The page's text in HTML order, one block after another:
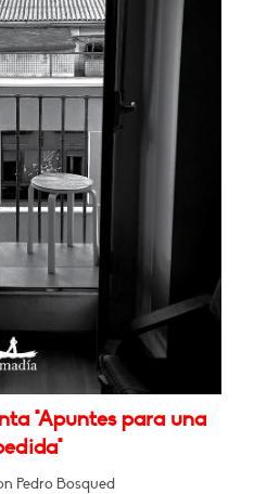
"Apuntes para una
Pedro Bosqued